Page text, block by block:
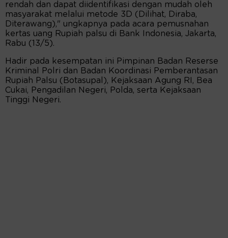
rendah dan dapat diidentifikasi dengan mudah oleh
masyarakat melalui metode 3D (Dilihat, Diraba,
Diterawang)," ungkapnya pada acara pemusnahan
kertas uang Rupiah palsu di Bank Indonesia, Jakarta,
Rabu (13/5).
Hadir pada kesempatan ini Pimpinan Badan Reserse
Kriminal Polri dan Badan Koordinasi Pemberantasan
Rupiah Palsu (Botasupal), Kejaksaan Agung RI, Bea
Cukai, Pengadilan Negeri, Polda, serta Kejaksaan
Tinggi Negeri.